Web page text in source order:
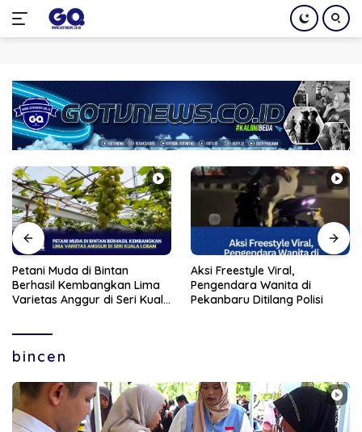
konten
Petani Muda di Bintan
Berhasil Kembangkan Lima
Varietas Anggur di Seri Kuala
Aksi Freestyle Viral,
Pengendara Wanita di
Pekanbaru Ditilang Polisi
bincen